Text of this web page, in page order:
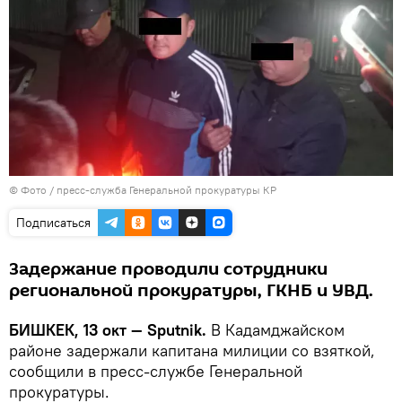
© Фото / пресс-служба Генеральной прокуратуры КР
Подписаться
Задержание проводили сотрудники
региональной прокуратуры, ГКНБ и УВД.
БИШКЕК, 13 окт — Sputnik. В Кадамджайском
районе задержали капитана милиции со взяткой,
сообщили в пресс-службе Генеральной
прокуратуры.